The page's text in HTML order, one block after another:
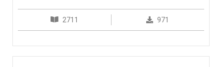
2711 971